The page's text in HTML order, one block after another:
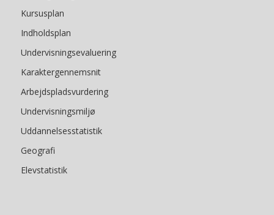
Kursusplan
Indholdsplan
Undervisningsevaluering
Karaktergennemsnit
Arbejdspladsvurdering
Undervisningsmiljø
Uddannelsesstatistik
Geografi
Elevstatistik